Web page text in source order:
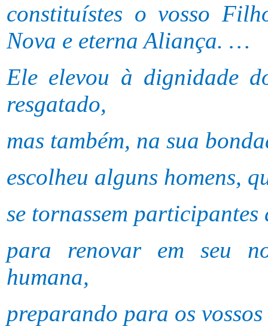
constituístes o vosso
Nova e eterna Aliança. …
Ele elevou à dignidade
resgatado,
mas também, na sua
escolheu alguns homens,
se tornassem
para renovar em seu
humana,
preparando para os